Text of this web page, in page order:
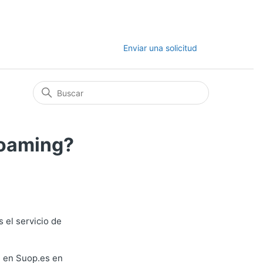
Enviar una solicitud
el servicio de
Suop.es en